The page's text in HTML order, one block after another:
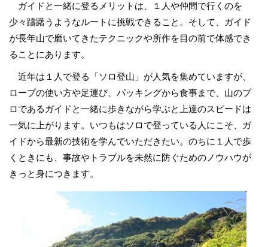
ガイドと一緒に登るメリットは、１人や仲間で行くのを
少々躊躇うようなルートに挑戦できること。そして、ガイド
が長年山で磨いてきたテクニックや所作を目の前で体感でき
ることにあります。
近年は１人で登る「ソロ登山」が人気を集めていますが、
ロープの使い方や足運び、パッキングから食事まで、山のプ
ロであるガイドと一緒に歩きながら学ぶと上達のスピードは
一気に上がります。いつもはソロで登っている人にこそ、ガ
イドから最新の技術を学んでいただきたい。のちに１人で歩
くときにも、事故やトラブルを未然に防ぐためのノウハウが
きっと身につきます。